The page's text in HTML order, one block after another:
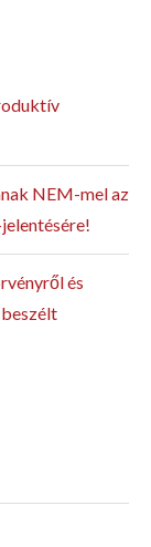
NEM-mel az
és